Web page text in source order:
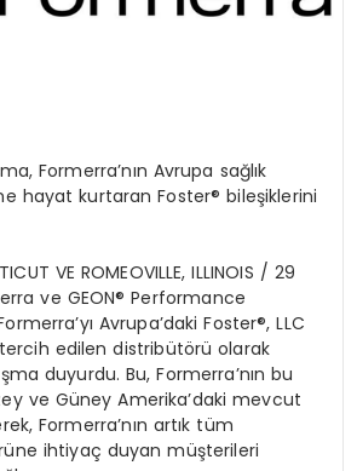
Formerra’nın Avrupa sağlık
hayat kurtaranFoster® bileşiklerini
VE ROMEOVILLE, ILLINOIS / 29
ve GEON®Performance
Avrupa’dakiFoster®, LLC
edilendistribütörü olarak
duyurdu. Bu,Formerra’nın bu
ve Güney Amerika’daki mevcut
Formerra’nın artık tüm
ihtiyaç duyan müşterileri